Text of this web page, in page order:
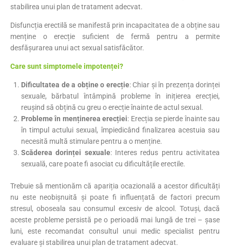
stabilirea unui plan de tratament adecvat.
​Disfuncția erectilă se manifestă prin incapacitatea de a obține sau
menține o erecție suficient de fermă pentru a permite
desfășurarea unui act sexual satisfăcător.
Care sunt simptomele impotenței?​
Dificultatea de a obține o erecție: Chiar și în prezența dorinței
sexuale, bărbatul întâmpină probleme în inițierea erecției,
reușind să obțină cu greu o erecție înainte de actul sexual.​
Probleme în menținerea erecției: Erecția se pierde înainte sau
în timpul actului sexual, împiedicând finalizarea acestuia sau
necesită multă stimulare pentru a o menține.
Scăderea dorinței sexuale: Interes redus pentru activitatea
sexuală, care poate fi asociat cu dificultățile erectile.
Trebuie să mentionăm că apariția ocazională a acestor dificultăți
nu este neobișnuită și poate fi influențată de factori precum
stresul, oboseala sau consumul excesiv de alcool. Totuși, dacă
aceste probleme persistă pe o perioadă mai lungă de trei – șase
luni, este recomandat consultul unui medic specialist pentru
evaluare și stabilirea unui plan de tratament adecvat.​